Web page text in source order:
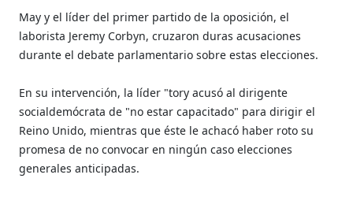
May y el líder del primer partido de la oposición, el
laborista Jeremy Corbyn, cruzaron duras acusaciones
durante el debate parlamentario sobre estas elecciones.
En su intervención, la líder "tory acusó al dirigente
socialdemócrata de "no estar capacitado" para dirigir el
Reino Unido, mientras que éste le achacó haber roto su
promesa de no convocar en ningún caso elecciones
generales anticipadas.